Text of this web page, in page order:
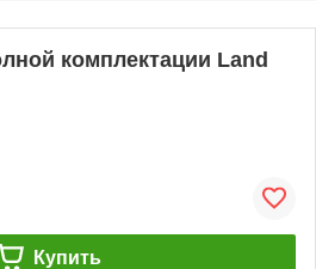
комплектации Land
Купить